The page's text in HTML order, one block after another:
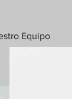
Equipo